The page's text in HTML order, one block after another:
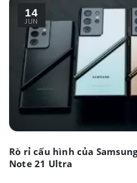
14
JUN
Rò rỉ cấu hình của
Note 21 Ultra